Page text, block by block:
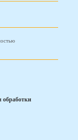
обработки